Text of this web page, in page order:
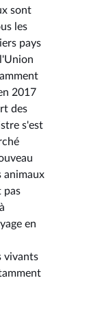
sont
les
pays
2017
des
s'est
animaux
pas
en
vivants